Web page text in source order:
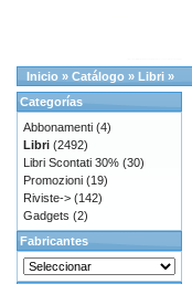
Inicio » Catálogo » Libri »
Categorías
Abbonamenti (4)
Libri (2492)
Libri Scontati 30% (30)
Promozioni (19)
Riviste-> (142)
Gadgets (2)
Fabricantes